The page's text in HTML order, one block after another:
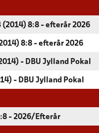
(2014) 8:8 - efterår 2026
8:8 - efterår 2026
- DBU Jylland Pokal
- DBU Jylland Pokal
- 2026/Efterår